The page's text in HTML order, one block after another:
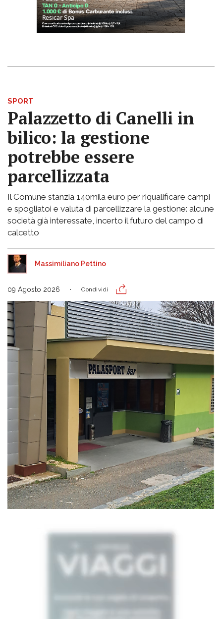
SPORT
Palazzetto di Canelli in
bilico: la gestione
potrebbe essere
parcellizzata
Il Comune stanzia 140mila euro per riqualificare campi
e spogliatoi e valuta di parcellizzare la gestione: alcune
società già interessate, incerto il futuro del campo di
calcetto
Massimiliano Pettino
09 Agosto 2026 Condividi